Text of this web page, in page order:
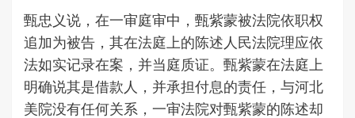
甄忠义说，在一审庭审中，甄紫蒙被法院依职权
追加为被告，其在法庭上的陈述人民法院理应依
法如实记录在案，并当庭质证。甄紫蒙在法庭上
明确说其是借款人，并承担付息的责任，与河北
美院没有任何关系，一审法院对甄紫蒙的陈述却